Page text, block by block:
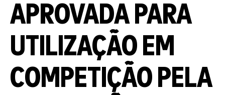
APROVADA PARA
UTILIZAÇÃO EM
COMPETIÇÃO PELA